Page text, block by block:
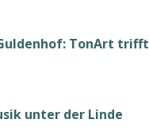
TonArt trifft
unter der Linde